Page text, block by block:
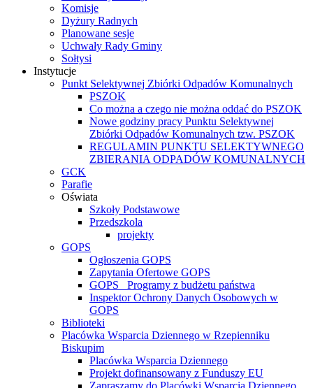
Komisje
Dyżury Radnych
Planowane sesje
Uchwały Rady Gminy
Sołtysi
Instytucje
Punkt Selektywnej Zbiórki Odpadów Komunalnych
PSZOK
Co można a czego nie można oddać do PSZOK
Nowe godziny pracy Punktu Selektywnej
Zbiórki Odpadów Komunalnych tzw. PSZOK
REGULAMIN PUNKTU SELEKTYWNEGO
ZBIERANIA ODPADÓW KOMUNALNYCH
GCK
Parafie
Oświata
Szkoły Podstawowe
Przedszkola
projekty
GOPS
Ogłoszenia GOPS
Zapytania Ofertowe GOPS
GOPS_ Programy z budżetu państwa
Inspektor Ochrony Danych Osobowych w
GOPS
Biblioteki
Placówka Wsparcia Dziennego w Rzepienniku
Biskupim
Placówka Wsparcia Dziennego
Projekt dofinansowany z Funduszy EU